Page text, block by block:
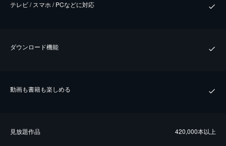
テレビ / スマホ / PCなどに対応
ダウンロード機能
動画も書籍も楽しめる
⾒放題作品 420,000本以上